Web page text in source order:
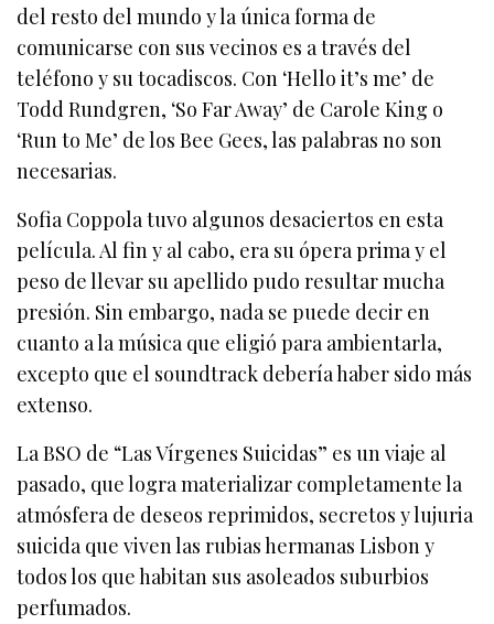
del resto del mundo y la única forma de
comunicarse con sus vecinos es a través del
teléfono y su tocadiscos. Con ‘Hello it’s me’ de
Todd Rundgren, ‘So Far Away’ de Carole King o
‘Run to Me’ de los Bee Gees, las palabras no son
necesarias.
Sofia Coppola tuvo algunos desaciertos en esta
película. Al fin y al cabo, era su ópera prima y el
peso de llevar su apellido pudo resultar mucha
presión. Sin embargo, nada se puede decir en
cuanto a la música que eligió para ambientarla,
excepto que el soundtrack debería haber sido más
extenso.
La BSO de “Las Vírgenes Suicidas” es un viaje al
pasado, que logra materializar completamente la
atmósfera de deseos reprimidos, secretos y lujuria
suicida que viven las rubias hermanas Lisbon y
todos los que habitan sus asoleados suburbios
perfumados.